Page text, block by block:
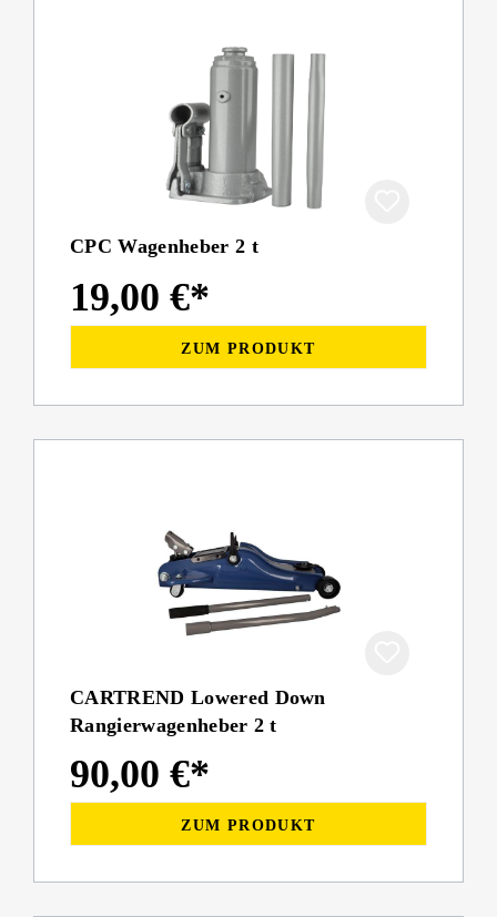
CPC Wagenheber 2 t
19,00 €*
ZUM PRODUKT
CARTREND Lowered Down
Rangierwagenheber 2 t
90,00 €*
ZUM PRODUKT